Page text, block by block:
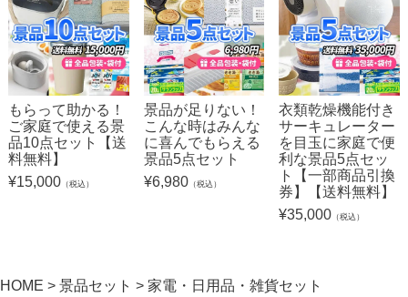
もらって助かる！
ご家庭で使える景
品10点セット【送
料無料】
¥15,000（税込）
景品が足りない！
こんな時はみんな
に喜んでもらえる
景品5点セット
¥6,980（税込）
衣類乾燥機能付き
サーキュレーター
を目玉に家庭で便
利な景品5点セッ
ト【一部商品引換
券】【送料無料】
¥35,000 （税込）
HOME 景品セット
家電・日用品・雑貨セット